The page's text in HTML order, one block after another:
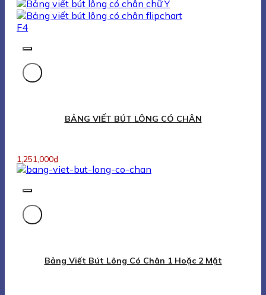
BẢNG VIẾT BÚT LÔNG CÓ CHÂN
1,251,000₫
Bảng Viết Bút Lông Có Chân 1 Hoặc 2 Mặt